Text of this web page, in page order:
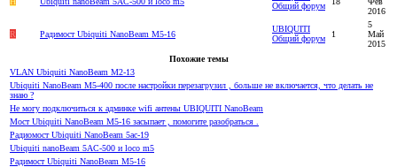
Общий форум
2016
R Радимост Ubiquiti NanoBeam M5-16
UBIQUITI
Общий форум
1
5
Май
2015
Похожие темы
VLAN Ubiquiti NanoBeam M2-13
Ubiquiti NanoBeam M5-400 после настройки перезагрузил , больше не включается, что делать не
знаю ?
Не могу подключиться к админке wifi антены UBIQUITI NanoBeam
Мост Ubiquiti NanoBeam M5-16 засыпает , помогите разобраться .
Радиомост Ubiquiti NanoBeam 5ac-19
Ubiquiti nanoBeam 5AC-500 и loco m5
Радимост Ubiquiti NanoBeam M5-16